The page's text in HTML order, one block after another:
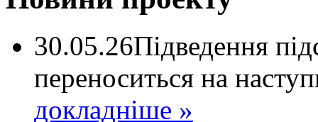
30.05.26Підведення
переноситься на
докладніше »